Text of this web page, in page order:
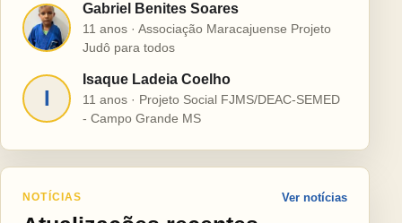
G
Gabriel Benites Soares
11 anos · Associação Maracajuense Projeto
Judô para todos
I
Isaque Ladeia Coelho
11 anos · Projeto Social FJMS/DEAC-SEMED
- Campo Grande MS
NOTÍCIAS Ver notícias